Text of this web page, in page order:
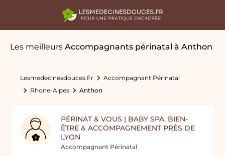
Les meilleurs Accompagnants périnatal à Anthon
Lesmedecinesdouces.fr
Accompagnant Périnatal
Rhone-Alpes
Anthon
PÉRINAT & VOUS | BABY SPA, BIEN-
ÊTRE & ACCOMPAGNEMENT PRÈS DE
LYON
Accompagnant Périnatal